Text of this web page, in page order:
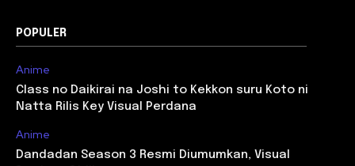
POPULER
Anime
Class no Daikirai na Joshi to Kekkon suru Koto ni
Natta Rilis Key Visual Perdana
Anime
Dandadan Season 3 Resmi Diumumkan, Visual